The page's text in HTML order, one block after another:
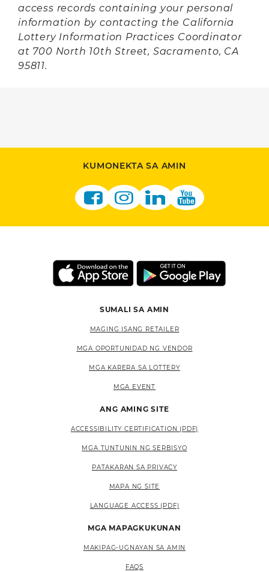
access records containing your personal
information by contacting the California
Lottery Information Practices Coordinator
at 700 North 10th Street, Sacramento, CA
95811.
KUMONEKTA SA AMIN
SUMALI SA AMIN
MAGING ISANG RETAILER
MGA OPORTUNIDAD NG VENDOR
MGA KARERA SA LOTTERY
MGA EVENT
ANG AMING SITE
ACCESSIBILITY CERTIFICATION (PDF)
MGA TUNTUNIN NG SERBISYO
PATAKARAN SA PRIVACY
MAPA NG SITE
LANGUAGE ACCESS (PDF)
MGA MAPAGKUKUNAN
MAKIPAG-UGNAYAN SA AMIN
FAQS